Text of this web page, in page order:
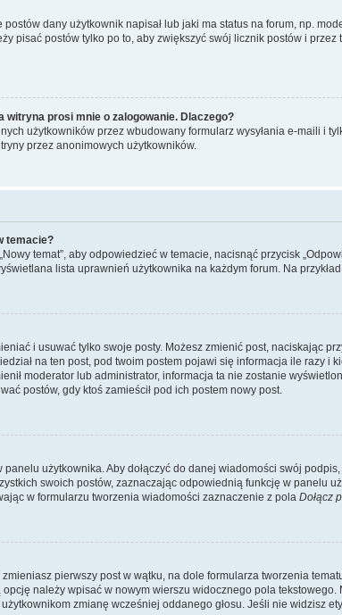
dany użytkownik napisał lub jaki ma status na forum, np.
pisać postów tylko po to, aby zwiększyć swój licznik postów i
witryna prosi mnie o zalogowanie. Dlaczego?
użytkowników przez wbudowany formularz wysyłania e-maili i
przez anonimowych użytkowników.
temacie?
temat”, aby odpowiedzieć w temacie, nacisnąć przycisk
lista uprawnień użytkownika na każdym forum. Na
i usuwać tylko swoje posty. Możesz zmienić post, naciskając
na ten post, pod twoim postem pojawi się informacja ile razy i
moderator lub administrator, informacja ta nie zostanie
postów, gdy ktoś zamieścił pod ich postem nowy post.
użytkownika. Aby dołączyć do danej wiadomości swój
swoich postów, zaznaczając odpowiednią funkcję w panelu
w formularzu tworzenia wiadomości zaznaczenie z pola Dołącz
pierwszy post w wątku, na dole formularza tworzenia
należy wpisać w nowym wierszu widocznego pola
zmianę wcześniej oddanego głosu. Jeśli nie widzisz